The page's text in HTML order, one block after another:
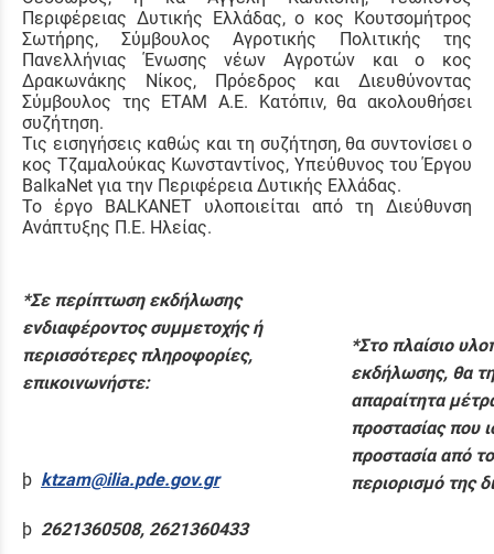
Περιφέρειας Δυτικής Ελλάδας, ο κος Κουτσομήτρος
Σωτήρης, Σύμβουλος Αγροτικής Πολιτικής της
Πανελλήνιας Ένωσης νέων Αγροτών και ο κος
Δρακωνάκης Νίκος, Πρόεδρος και Διευθύνοντας
Σύμβουλος της ΕΤΑΜ Α.Ε. Κατόπιν, θα ακολουθήσει
συζήτηση.
Τις εισηγήσεις καθώς και τη συζήτηση, θα συντονίσει ο
κος Τζαμαλούκας Κωνσταντίνος, Υπεύθυνος του Έργου
BalkaNet για την Περιφέρεια Δυτικής Ελλάδας.
Το έργο BALKANET υλοποιείται από τη Διεύθυνση
Ανάπτυξης Π.Ε. Ηλείας.
*Σε περίπτωση εκδήλωσης
ενδιαφέροντος συμμετοχής ή
περισσότερες πληροφορίες,
επικοινωνήστε:
þ ktzam@ilia.pde.gov.gr
þ 2621360508, 2621360433
*Στο πλαίσιο
εκδήλωσης, θα
απαραίτητα
προστασίας που
προστασία από
περιορισμό της